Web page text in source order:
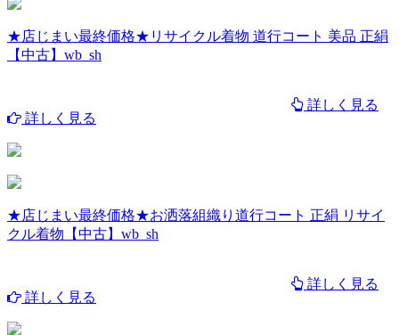
★店じまい最終価格★リサイクル着物 道行コート 美品 正絹
【中古】wb_sh
詳しく見る
詳しく見る
★店じまい最終価格★お洒落組織り道行コート 正絹 リサイ
クル着物【中古】wb_sh
詳しく見る
詳しく見る